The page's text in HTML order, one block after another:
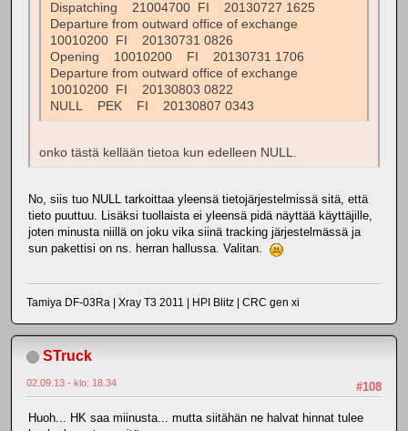
Dispatching 21004700 FI 20130727 1625
Departure from outward office of exchange
10010200 FI 20130731 0826
Opening 10010200 FI 20130731 1706
Departure from outward office of exchange
10010200 FI 20130803 0822
NULL PEK FI 20130807 0343
onko tästä kellään tietoa kun edelleen NULL.
No, siis tuo NULL tarkoittaa yleensä tietojärjestelmissä sitä, että
tieto puuttuu. Lisäksi tuollaista ei yleensä pidä näyttää käyttäjille,
joten minusta niillä on joku vika siinä tracking järjestelmässä ja
sun pakettisi on ns. herran hallussa. Valitan.
Tamiya DF-03Ra | Xray T3 2011 | HPI Blitz | CRC gen xi
STruck
#108
02.09.13 - klo: 18.34
Huoh... HK saa miinusta... mutta siitähän ne halvat hinnat tulee